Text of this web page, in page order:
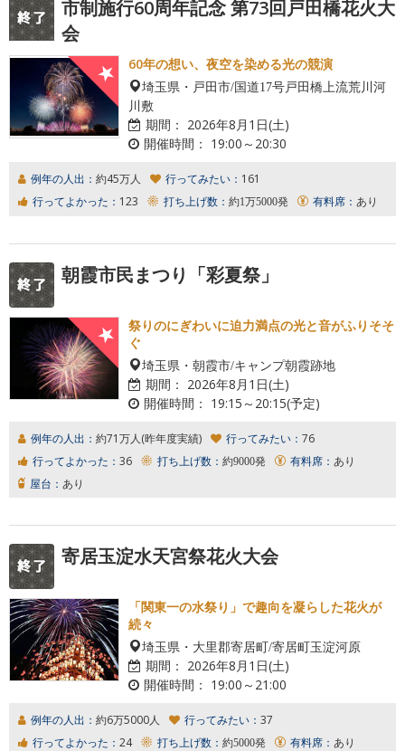
市制施行60周年記念 第73回戸田橋花火大
会
60年の想い、夜空を染める光の競演
埼玉県・戸田市/国道17号戸田橋上流荒川河
川敷
期間： 2026年8月1日(土)
開催時間： 19:00～20:30
例年の人出： 約45万人 行ってみたい： 161
行ってよかった： 123 打ち上げ数： 約1万5000発 有料席： あり
朝霞市民まつり「彩夏祭」
祭りのにぎわいに迫力満点の光と音がふりそそ
ぐ
埼玉県・朝霞市/キャンプ朝霞跡地
期間： 2026年8月1日(土)
開催時間： 19:15～20:15(予定)
例年の人出： 約71万人(昨年度実績) 行ってみたい： 76
行ってよかった： 36 打ち上げ数： 約9000発 有料席： あり
屋台： あり
寄居玉淀水天宮祭花火大会
「関東一の水祭り」で趣向を凝らした花火が
続々
埼玉県・大里郡寄居町/寄居町玉淀河原
期間： 2026年8月1日(土)
開催時間： 19:00～21:00
例年の人出： 約6万5000人 行ってみたい： 37
行ってよかった： 24 打ち上げ数： 約5000発 有料席： あり